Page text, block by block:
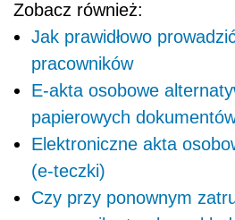
Zobacz również:
Jak prawidłowo
pracowników
E-akta osobowe
papierowych
Elektroniczne akta
(e-teczki)
Czy przy ponownym